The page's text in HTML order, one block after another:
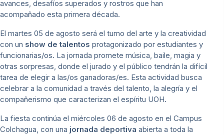
avances, desafíos superados y rostros que han
acompañado esta primera década.
El martes 05 de agosto será el turno del arte y la creatividad
con un show de talentos protagonizado por estudiantes y
funcionarias/os. La jornada promete música, baile, magia y
otras sorpresas, donde el jurado y el público tendrán la difícil
tarea de elegir a las/os ganadoras/es. Esta actividad busca
celebrar a la comunidad a través del talento, la alegría y el
compañerismo que caracterizan el espíritu UOH.
La fiesta continúa el miércoles 06 de agosto en el Campus
Colchagua, con una jornada deportiva abierta a toda la